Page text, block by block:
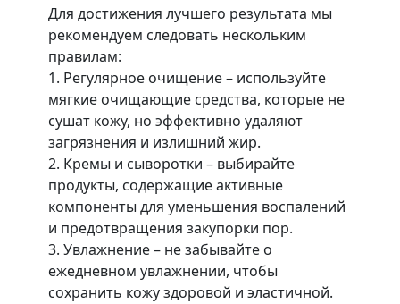
Для достижения лучшего результата мы
рекомендуем следовать нескольким
правилам:
1. Регулярное очищение – используйте
мягкие очищающие средства, которые не
сушат кожу, но эффективно удаляют
загрязнения и излишний жир.
2. Кремы и сыворотки – выбирайте
продукты, содержащие активные
компоненты для уменьшения воспалений
и предотвращения закупорки пор.
3. Увлажнение – не забывайте о
ежедневном увлажнении, чтобы
сохранить кожу здоровой и эластичной.